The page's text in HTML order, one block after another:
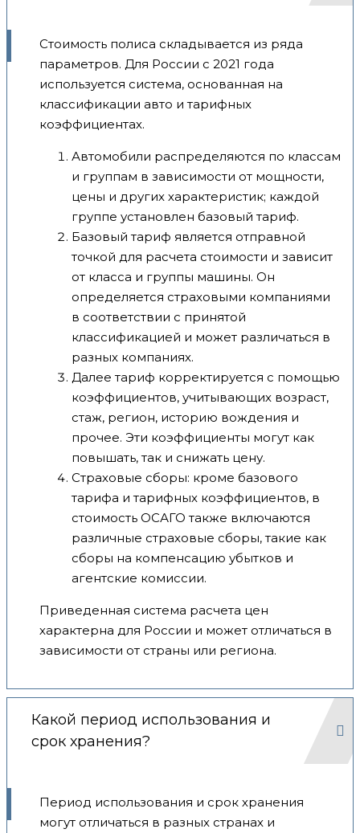
Стоимость полиса складывается из ряда
параметров. Для России с 2021 года
используется система, основанная на
классификации авто и тарифных
коэффициентах.
Автомобили распределяются по классам
и группам в зависимости от мощности,
цены и других характеристик; каждой
группе установлен базовый тариф.
Базовый тариф является отправной
точкой для расчета стоимости и зависит
от класса и группы машины. Он
определяется страховыми компаниями
в соответствии с принятой
классификацией и может различаться в
разных компаниях.
Далее тариф корректируется с помощью
коэффициентов, учитывающих возраст,
стаж, регион, историю вождения и
прочее. Эти коэффициенты могут как
повышать, так и снижать цену.
Страховые сборы: кроме базового
тарифа и тарифных коэффициентов, в
стоимость ОСАГО также включаются
различные страховые сборы, такие как
сборы на компенсацию убытков и
агентские комиссии.
Приведенная система расчета цен
характерна для России и может отличаться в
зависимости от страны или региона.
Какой период использования и
срок хранения?
Период использования и срок хранения
могут отличаться в разных странах и